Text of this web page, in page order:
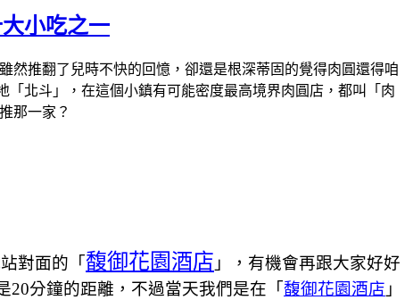
小吃之一
然推翻了兒時不快的回憶，卻還是根深蒂固的覺得肉圓還得咱
北斗」，在這個小鎮有可能密度最高境界肉圓店，都叫「肉
那一家？
對面的「 馥御花園酒店 」，有機會再跟大家好好
分鐘的距離，不過當天我們是在「 馥御花園酒店 」